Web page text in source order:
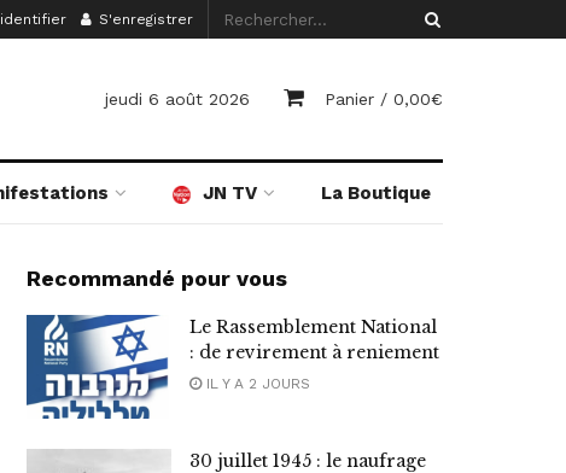
S'enregistrer
jeudi 6 août 2026 Panier / 0,00€
JN TV La Boutique
Recommandé pour vous
Le Rassemblement National
: de revirement à reniement
IL Y A 2 JOURS
30 juillet 1945 : le naufrage